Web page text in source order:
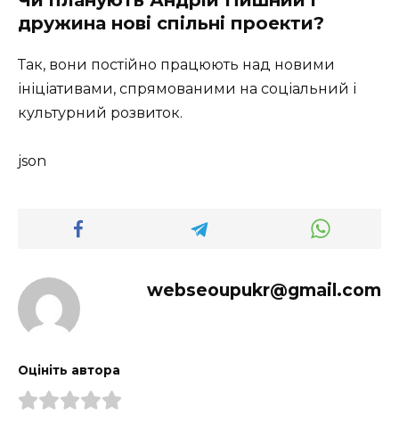
дружина нові спільні проекти?
Так, вони постійно працюють над новими
ініціативами, спрямованими на соціальний і
культурний розвиток.
json
webseoupukr@gmail.com
Оцініть автора